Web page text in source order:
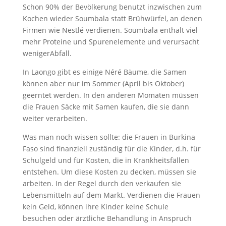
Schon 90% der Bevölkerung benutzt inzwischen zum
Kochen wieder Soumbala statt Brühwürfel, an denen
Firmen wie Nestlé verdienen. Soumbala enthält viel
mehr Proteine und Spurenelemente und verursacht
wenigerAbfall.
In Laongo gibt es einige Néré Bäume, die Samen
können aber nur im Sommer (April bis Oktober)
geerntet werden. In den anderen Momaten müssen
die Frauen Säcke mit Samen kaufen, die sie dann
weiter verarbeiten.
Was man noch wissen sollte: die Frauen in Burkina
Faso sind finanziell zuständig für die Kinder, d.h. für
Schulgeld und für Kosten, die in Krankheitsfällen
entstehen. Um diese Kosten zu decken, müssen sie
arbeiten. In der Regel durch den verkaufen sie
Lebensmitteln auf dem Markt. Verdienen die Frauen
kein Geld, können ihre Kinder keine Schule
besuchen oder ärztliche Behandlung in Anspruch